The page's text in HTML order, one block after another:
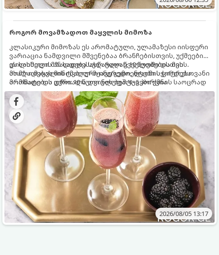
როგორ მოვამზადოთ მაყვლის მიმოზა
კლასიკური მიმოზას ეს არომატული, ულამაზესი იისფერი
ვარიაცია ნამდვილი მშვენებაა ბრანჩებისთვის, უქმეების
დილისთვის ან სადღესასწაულო წვეულებებისთვის.
ახალი მაყვლის ტკბილ-მჟავე გემო, ლაიმის ციტრუსოვანი
არომატი და ცქრიალა ღვინის ბუშტუკები ქმნის საოცრად
დახვეწილ და მაგრილებელ კოქტეილს.
ეს სასმელი მზადდება სულ რაღაც 10 წუთში და მის
მომზადებას მინიმალური ინგრედიენტები სჭირდება.
მომზადების დრო: 10 წუთი ულუფა: 4–6 პორცია
2026/08/05 13:17